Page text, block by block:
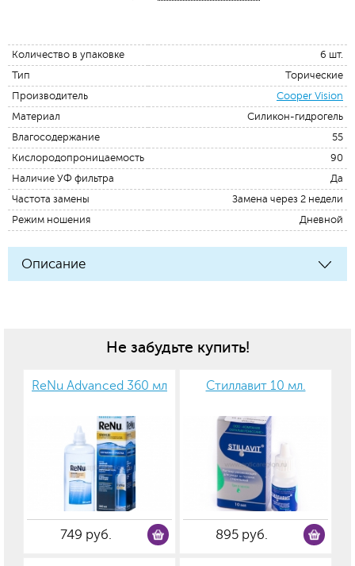
Количество в упаковке
6 шт.
Тип
Торические
Производитель
Cooper Vision
Материал
Силикон-гидрогель
Влагосодержание
55
Кислородопроницаемость
90
Наличие УФ фильтра
Да
Частота замены
Замена через 2 недели
Режим ношения
Дневной
Описание
Не забудьте купить!
ReNu Advanced 360 мл
749 руб.
Стиллавит 10 мл.
895 руб.